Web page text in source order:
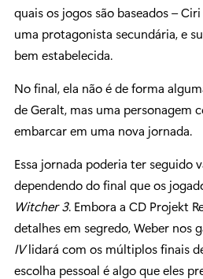
quais os jogos são baseados –
uma protagonista secundária, e
bem estabelecida.
No final, ela não é de forma
de Geralt, mas uma personagem
embarcar em uma nova jornada.
Essa jornada poderia ter seguido
dependendo do final que os
Witcher 3. Embora a CD Projekt
detalhes em segredo, Weber nos
IVlidará com os múltiplos finais
escolha pessoal é algo que eles